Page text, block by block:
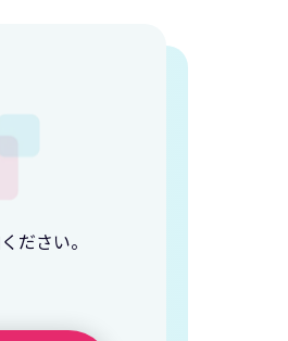
ださい。